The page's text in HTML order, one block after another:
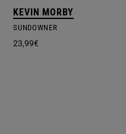
KEVIN MORBY
SUNDOWNER
23,99€